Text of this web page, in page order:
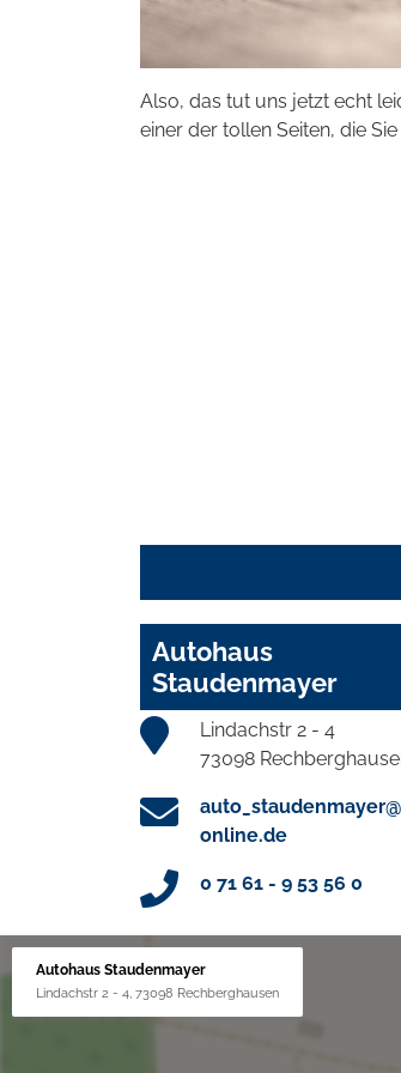
Also, das tut uns jetzt echt
einer der tollen Seiten, die
Autohaus
Staudenmayer
Lindachstr 2 - 4
73098
online.de
0 71 61 - 9 53 56 0
Autohaus Staudenmayer
Lindachstr 2 - 4, 73098 Rechberghausen